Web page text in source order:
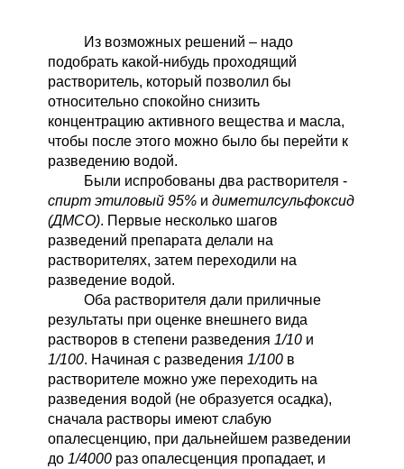
Из возможных решений – надо
подобрать какой-нибудь проходящий
растворитель, который позволил бы
относительно спокойно снизить
концентрацию активного вещества и масла,
чтобы после этого можно было бы перейти к
разведению водой.
Были испробованы два растворителя -
спирт этиловый 95% и диметилсульфоксид
(ДМСО). Первые несколько шагов
разведений препарата делали на
растворителях, затем переходили на
разведение водой.
Оба растворителя дали приличные
результаты при оценке внешнего вида
растворов в степени разведения 1/10 и
1/100. Начиная с разведения 1/100 в
растворителе можно уже переходить на
разведения водой (не образуется осадка),
сначала растворы имеют слабую
опалесценцию, при дальнейшем разведении
до 1/4000 раз опалесценция пропадает, и